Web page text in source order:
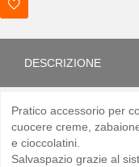
DESCRIZIONE
Pratico accessorio per
cuocere creme,
e cioccolatini.
Salvaspazio grazie al